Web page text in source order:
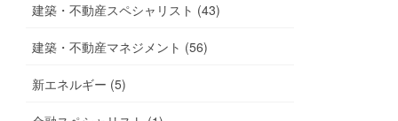
建築・不動産スペシャリスト (43)
建築・不動産マネジメント (56)
新エネルギー (5)